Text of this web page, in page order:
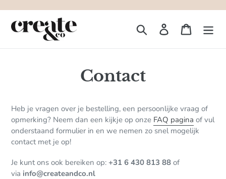
Zoeken Aanmelden
Contact
Heb je vragen over je bestelling, een persoonlijke vraag of
opmerking? Neem dan een kijkje op onze FAQ pagina of vul
onderstaand formulier in en we nemen zo snel mogelijk
contact met je op!
Je kunt ons ook bereiken op: +31 6 430 813 88 of
via info@createandco.nl